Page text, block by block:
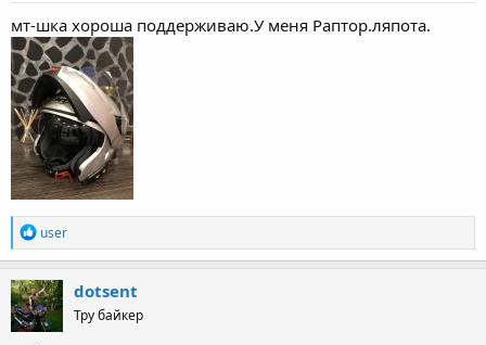
мт-шка хороша поддерживаю.У меня Раптор.ляпота.
R
e
a
c
t
i
o
user
dotsent
Тру байкер